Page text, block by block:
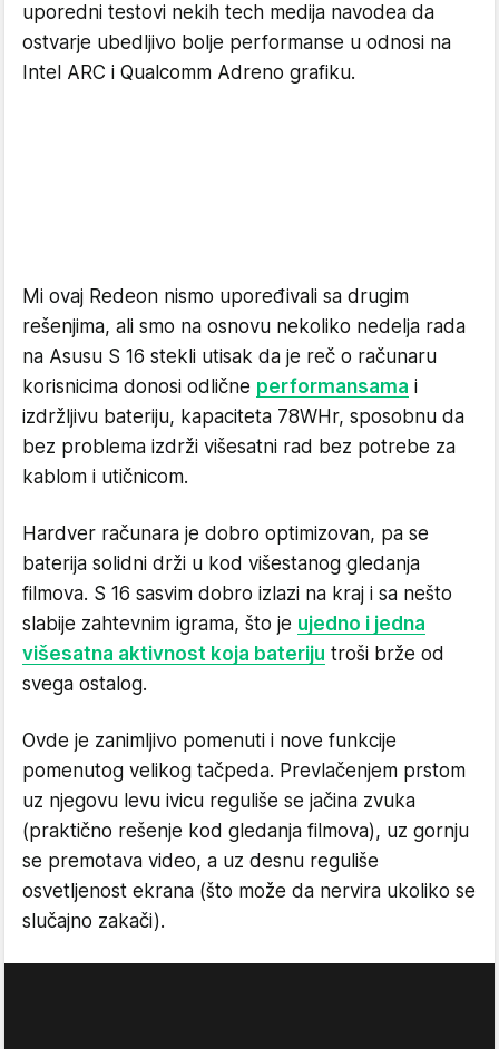
uporedni testovi nekih tech medija navodea da
ostvarje ubedljivo bolje performanse u odnosi na
Intel ARC i Qualcomm Adreno grafiku.
Mi ovaj Redeon nismo upoređivali sa drugim
rešenjima, ali smo na osnovu nekoliko nedelja rada
na Asusu S 16 stekli utisak da je reč o računaru
korisnicima donosi odlične performansama i
izdržljivu bateriju, kapaciteta 78WHr, sposobnu da
bez problema izdrži višesatni rad bez potrebe za
kablom i utičnicom.
Hardver računara je dobro optimizovan, pa se
baterija solidni drži u kod višestanog gledanja
filmova. S 16 sasvim dobro izlazi na kraj i sa nešto
slabije zahtevnim igrama, što je ujedno i jedna
višesatna aktivnost koja bateriju troši brže od
svega ostalog.
Ovde je zanimljivo pomenuti i nove funkcije
pomenutog velikog tačpeda. Prevlačenjem prstom
uz njegovu levu ivicu reguliše se jačina zvuka
(praktično rešenje kod gledanja filmova), uz gornju
se premotava video, a uz desnu reguliše
osvetljenost ekrana (što može da nervira ukoliko se
slučajno zakači).